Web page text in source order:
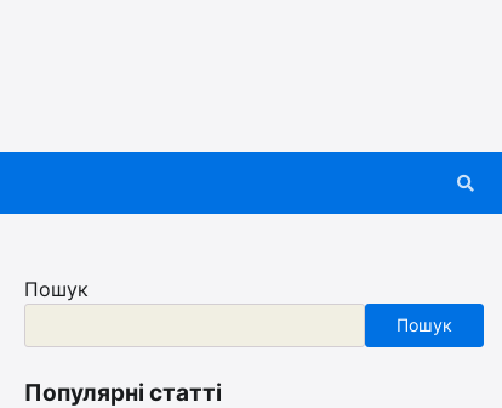
Пошук
Пошук
Популярні статті